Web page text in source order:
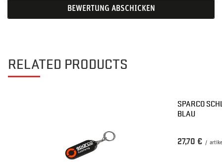
BEWERTUNG ABSCHICKEN
RELATED PRODUCTS
SPARCO
BLAU
27,70 € /